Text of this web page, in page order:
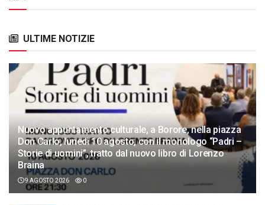
ULTIME NOTIZIE
Nuovo appuntamento culturale, a Borore, nella piazza
Don Carlo, lunedì 10 agosto, con il monologo “Padri –
Storie di uomini”, tratto dal nuovo libro di Lorenzo
Braina
9 AGOSTO 2026 0